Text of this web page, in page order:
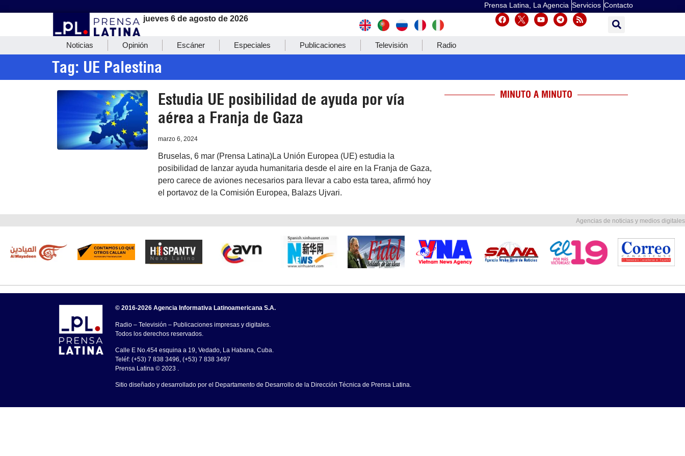
Prensa Latina, La Agencia Servicios Contacto
jueves 6 de agosto de 2026
Noticias Opinión Escáner Especiales Publicaciones Televisión Radio
Tag: UE Palestina
Estudia UE posibilidad de ayuda por vía
aérea a Franja de Gaza
marzo 6, 2024
Bruselas, 6 mar (Prensa Latina)La Unión Europea (UE) estudia la
posibilidad de lanzar ayuda humanitaria desde el aire en la Franja de Gaza,
pero carece de aviones necesarios para llevar a cabo esta tarea, afirmó hoy
el portavoz de la Comisión Europea, Balazs Ujvari.
MINUTO A MINUTO
Agencias de noticias y medios digitales
© 2016-2026 Agencia Informativa Latinoamericana S.A.
Radio – Televisión – Publicaciones impresas y digitales.
Todos los derechos reservados.
Calle E No.454 esquina a 19, Vedado, La Habana, Cuba.
Teléf: (+53) 7 838 3496, (+53) 7 838 3497
Prensa Latina © 2023 .
Sitio diseñado y desarrollado por el Departamento de Desarrollo de la Dirección Técnica de Prensa Latina.